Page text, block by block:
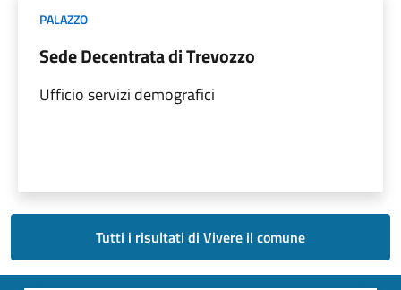
PALAZZO
Sede Decentrata di Trevozzo
Ufficio servizi demografici
Tutti i risultati di Vivere il comune